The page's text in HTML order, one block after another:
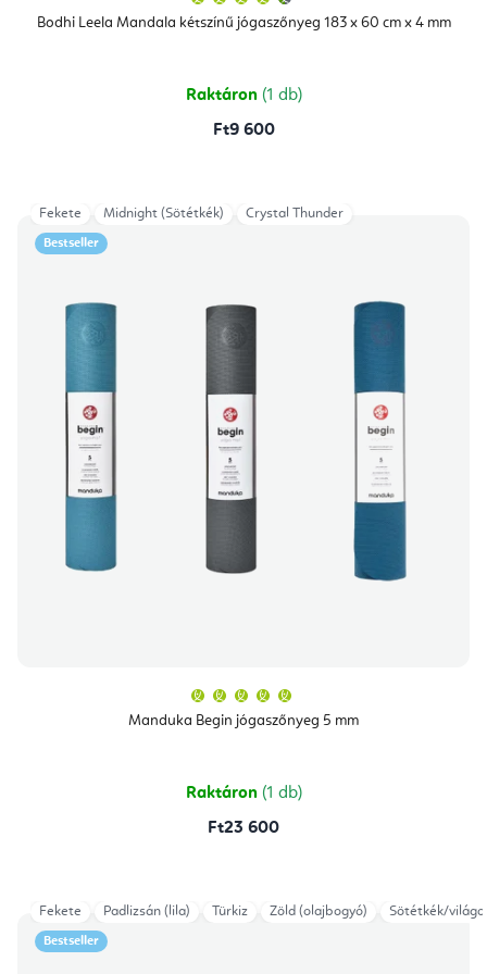
Bodhi Leela Mandala kétszínű jógaszőnyeg 183 x 60 cm x 4 mm
átlagos
értékelése
csillag.
Raktáron (1 db)
Ft9 600
Bestseller
Manduka Begin jógaszőnyeg 5 mm
átlagos
értékelése
csillag.
Raktáron (1 db)
Ft23 600
Fekete Midnight (Sötétkék) Crystal Thunder
Bestseller
Fekete Padlizsán (lila) Türkiz Zöld (olajbogyó) Sötétkék/